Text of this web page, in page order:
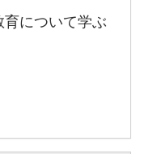
について学ぶ